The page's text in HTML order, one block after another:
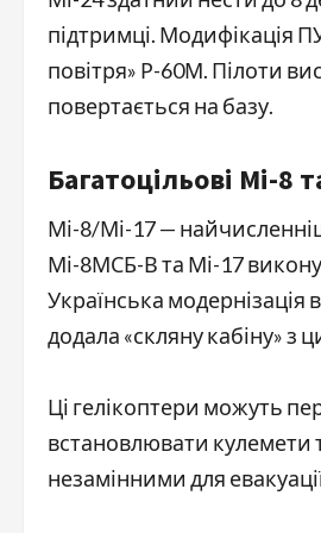
підтримці. Модифікація
повітря» Р-60М. Пілоти
повертається на базу.
Багатоцільові Мі-8
Мі-8/Мі-17 —
Мі-8МСБ-В та Мі-17
Українська модернізація
додала «скляну кабіну»
Ці гелікоптери можуть
встановлювати кулемети
незамінними для